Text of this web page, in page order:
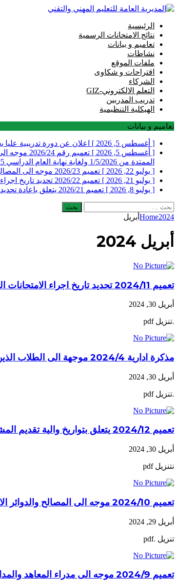
الرئيسية
نتائج الامتحانات الرسمية
تعاميم و بيانات
نشاطات
ملفات الموقع
اقتراحات و شكاوى
الشركاء
التعلم الالكتروني-GIZ
تدريب المدربين
الهيكلية التنظيمية
تعاميم و بيانات
[ أغسطس 5, 2026 ] اعلان عن دورة تدريبية عليا
[ أغسطس 5, 2026 ]
تعميم
الممتدة من 1/5/2026 ولغاية نهاية العام الدراسي 2025-2026 ومن ضمنها التدريب الصيفي
[ يوليو 22, 2026 ]
تعميم 2026/23 موجه الى المصالح والدوائر الاقليمية ومديري المعاهد والمدارس الفنية الرسمية في المديرية العامة للتعليم المهني والتقني يتعلق بارسال التقارير السنوية
[ يوليو 21, 2026 ]
تعميم 2026/22 تحديد تاريخ اجراء الامتحانات الرسمية التي تجريها المديرية العامة للتعليم المهني والتقني للعام 2026 الدورة الاولى
[ يوليو 8, 2026 ]
تعميم 2026/21 يتعلق باعادة تحديد النطاق الجغرافي لمراكز الامتحانات للطلاب المسجلين في عدد من المعاهد والمدارس الفنية الرسمية والخاصة
البحث
عن: Home2024 أبريل
أبريل 2024
تعميم 2024/11 تحديد تاريخ اجراء الامتحانات الرسمية التي تجريها المديرية العامة للتعليم المهني والتقني للعام 2024 الدورة الاولى
أبريل 30, 2024
.تنزيل pdf
مذكرة ادارية 2024/4 موجهة الى الطلاب الذين تقدموا بطلبات ترشيح حرة للامتحانات الرسمية للعام 2024 -الدورة الاولى
أبريل 30, 2024
.تنزيل pdf
تعميم 2024/12 يتعلق بتواريخ والية تقديم المشاريع والابحاث ودراسة الحالة
أبريل 30, 2024
نتنزيل pdf
تعميم 2024/10 موجه الى المصالح والدوائر الاقليمية ومديري المعاهد والمدارس الفنية الرسمية في المديرية العامة للتعليم المهني والتقني
أبريل 29, 2024
تنزيل .pdf
تعميم 2024/9 موجه الى مدراء المعاهد والمدارس الفنية الرسمية المعتمدة كمركز طوارئ